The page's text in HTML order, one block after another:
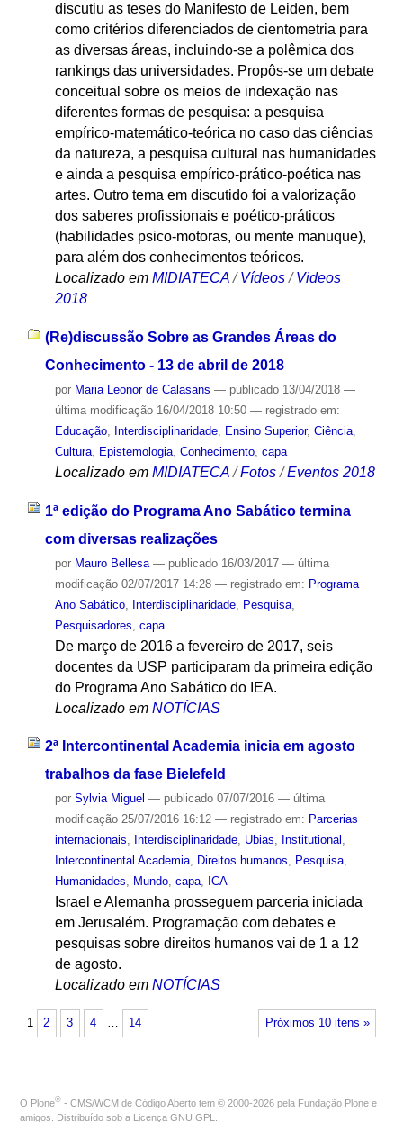
discutiu as teses do Manifesto de Leiden, bem
como critérios diferenciados de cientometria para
as diversas áreas, incluindo-se a polêmica dos
rankings das universidades. Propôs-se um debate
conceitual sobre os meios de indexação nas
diferentes formas de pesquisa: a pesquisa
empírico-matemático-teórica no caso das ciências
da natureza, a pesquisa cultural nas humanidades
e ainda a pesquisa empírico-prático-poética nas
artes. Outro tema em discutido foi a valorização
dos saberes profissionais e poético-práticos
(habilidades psico-motoras, ou mente manuque),
para além dos conhecimentos teóricos.
Localizado em MIDIATECA /Vídeos /Videos
2018
(Re)discussão Sobre as Grandes Áreas do
Conhecimento - 13 de abril de 2018
por Maria Leonor de Calasans — publicado13/04/2018 —
última modificação16/04/2018 10:50 — registrado em:
Educação, Interdisciplinaridade, Ensino Superior, Ciência,
Cultura, Epistemologia, Conhecimento, capa
Localizado em MIDIATECA /Fotos /Eventos 2018
1ª edição do Programa Ano Sabático termina
com diversas realizações
por Mauro Bellesa — publicado16/03/2017 — última
modificação02/07/2017 14:28 — registrado em: Programa
Ano Sabático, Interdisciplinaridade, Pesquisa,
Pesquisadores capa
De março de 2016 a fevereiro de 2017, seis
docentes da USP participaram da primeira edição
do Programa Ano Sabático do IEA.
Localizado em NOTÍCIAS
2ª Intercontinental Academia inicia em agosto
trabalhos da fase Bielefeld
por Sylvia Miguel — publicado07/07/2016 — última
modificação25/07/2016 16:12 — registrado em: Parcerias
internacionais, Interdisciplinaridade, Ubias, Institutional ,
Intercontinental Academia, Direitos humanos, Pesquisa,
Humanidades, Mundo, capa, ICA
Israel e Alemanha prosseguem parceria iniciada
em Jerusalém. Programação com debates e
pesquisas sobre direitos humanos vai de 1 a 12
de agosto.
Localizado em NOTÍCIAS
Próximos 10 itens »
1 2 3 4 … 14
O Plone® - CMS/WCM de Código Aberto tem © 2000-2026 pela Fundação Plone e
amigos. Distribuído sob a Licença GNU GPL